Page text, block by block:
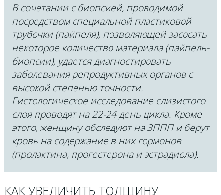
В сочетании с биопсией, проводимой
посредством специальной пластиковой
трубочки (пайпеля), позволяющей засосать
некоторое количество материала (пайпель-
биопсии), удается диагностировать
заболевания репродуктивных органов с
высокой степенью точности.
Гистологическое исследование слизистого
слоя проводят на 22-24 день цикла. Кроме
этого, женщину обследуют на ЗППП и берут
кровь на содержание в них гормонов
(пролактина, прогестерона и эстрадиола).
КАК УВЕЛИЧИТЬ ТОЛЩИНУ